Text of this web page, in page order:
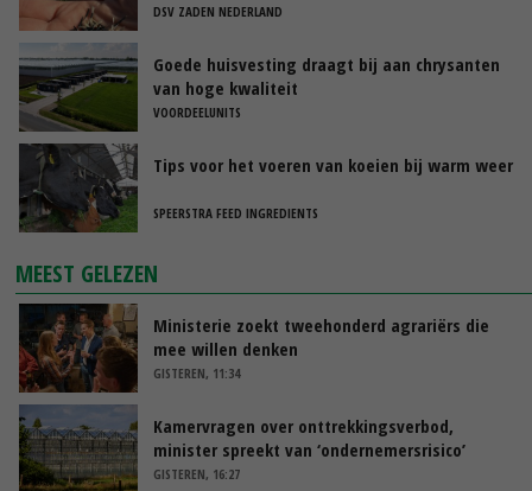
DSV ZADEN NEDERLAND
Goede huisvesting draagt bij aan chrysanten
van hoge kwaliteit
VOORDEELUNITS
Tips voor het voeren van koeien bij warm weer
SPEERSTRA FEED INGREDIENTS
MEEST GELEZEN
Ministerie zoekt tweehonderd agrariërs die
mee willen denken
GISTEREN, 11:34
Kamervragen over onttrekkingsverbod,
minister spreekt van ‘ondernemersrisico’
GISTEREN, 16:27